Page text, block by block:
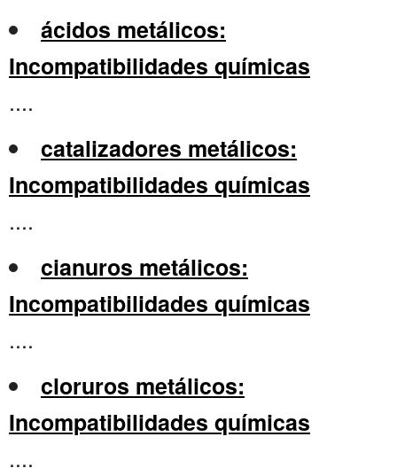
ácidos metálicos:
Incompatibilidades químicas
....
catalizadores metálicos:
Incompatibilidades químicas
....
cianuros metálicos:
Incompatibilidades químicas
....
cloruros metálicos:
Incompatibilidades químicas
....